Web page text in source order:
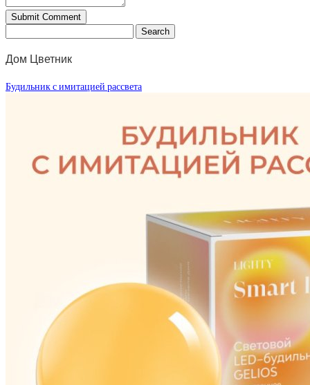
Дом Цветник
Будильник с имитацией рассвета